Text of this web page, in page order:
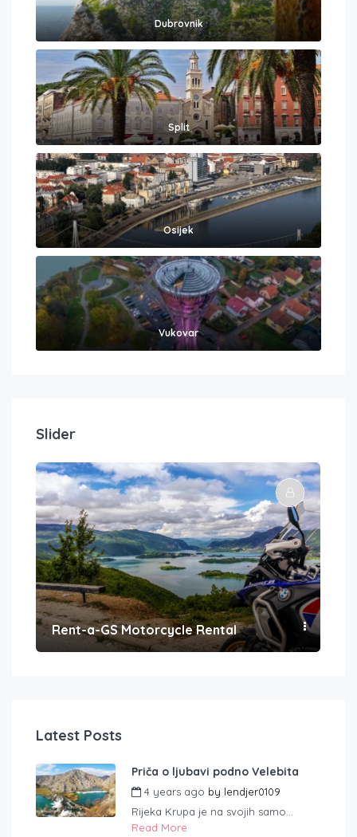
Dubrovnik
Split
Osijek
Vukovar
Slider
Rent-a-GS Motorcycle Rental
Latest Posts
Priča o ljubavi podno Velebita
4 years ago by lendjer0109
Rijeka Krupa je na svojih samo...
Read More